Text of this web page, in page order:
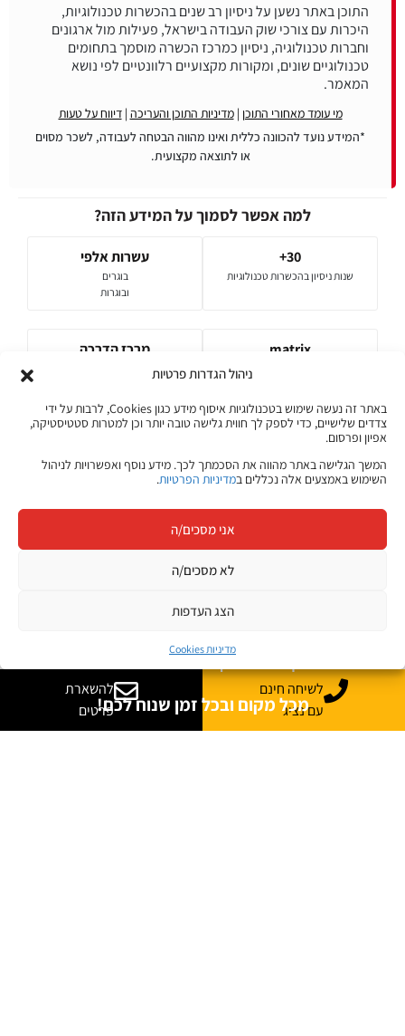
ניהול הגדרות פרטיות
באתר זה נעשה שימוש בטכנולוגיות איסוף מידע כגון Cookies, לרבות על ידי
צדדים שלישיים, כדי לספק לך חווית גלישה טובה יותר וכן למטרות סטטיסטיקה,
אפיון ופרסום.
המשך הגלישה באתר מהווה את הסכמתך לכך. מידע נוסף ואפשרויות לניהול
השימוש באמצעים אלה נכללים במדיניות הפרטיות.
אני מסכים/ה
לא מסכים/ה
הצג העדפות
מדיניות Cookies
התוכן באתר נשען על ניסיון רב שנים בהכשרות טכנולוגיות,
היכרות עם צורכי שוק העבודה בישראל, פעילות מול ארגונים
וחברות טכנולוגיה, ניסיון כמרכז הכשרה מוסמך בתחומים
טכנולוגיים שונים, ומקורות מקצועיים רלוונטיים לפי נושא
המאמר.
מי עומד מאחורי התוכן |מדיניות התוכן והעריכה |דיווח על טעות
*המידע נועד להכוונה כללית ואינו מהווה הבטחה לעבודה, לשכר מסוים
או לתוצאה מקצועית.
למה אפשר לסמוך על המידע הזה?
30+
שנות ניסיון בהכשרות טכנולוגיות
עשרות אלפי
בוגרים
ובוגרות
matrix
חטיבת ההדרכה של מטריקס
מרכז הדרכה
המאמרים והתכנים באתר ג׳ון ברייס מבוססים על ניסיון של עשרות שנים
בהכשרות טכנולוגיות, היכרות עם צורכי שוק ההייטק בישראל ועבודה שוטפת עם
מרצים, מומחי תוכן ואנשי מקצוע מהתעשייה.
קורסים אונליין
מגוון ערכות מקוונות ללמידה עצמית
מכל מקום ובכל זמן שנוח לכם!
לשיחה חינם
עם נציג
להשארת
פרטים